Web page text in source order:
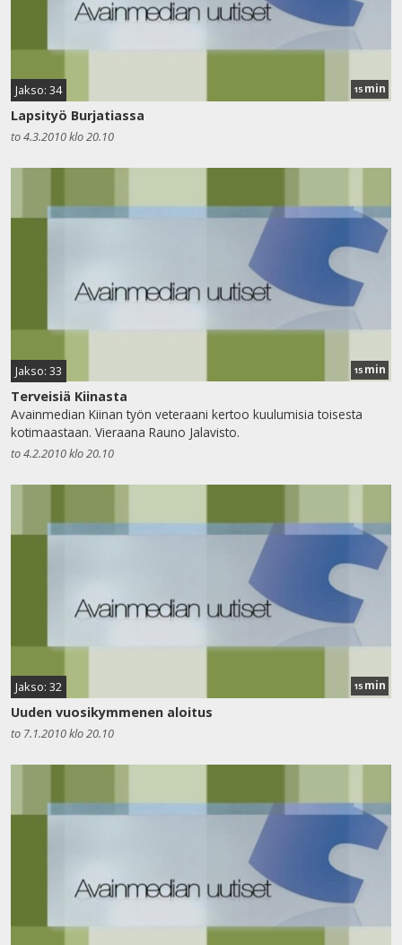
Jakso: 34 15 min
Lapsityö Burjatiassa
to 4.3.2010 klo 20.10
Jakso: 33 15 min
Terveisiä Kiinasta
Avainmedian Kiinan työn veteraani kertoo kuulumisia toisesta
kotimaastaan. Vieraana Rauno Jalavisto.
to 4.2.2010 klo 20.10
Jakso: 32 15 min
Uuden vuosikymmenen aloitus
to 7.1.2010 klo 20.10